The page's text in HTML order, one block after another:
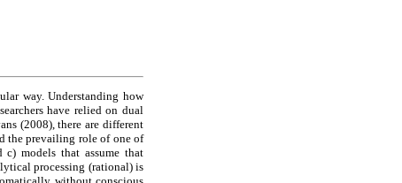
way. Understanding how
have relied on dual
(2008), there are different
the prevailing role of one of
models that assume that
processing (rational) is